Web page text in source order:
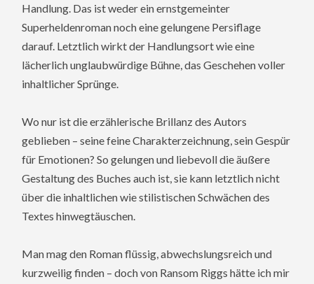
Handlung. Das ist weder ein ernstgemeinter
Superheldenroman noch eine gelungene Persiflage
darauf. Letztlich wirkt der Handlungsort wie eine
lächerlich unglaubwürdige Bühne, das Geschehen voller
inhaltlicher Sprünge.
Wo nur ist die erzählerische Brillanz des Autors
geblieben – seine feine Charakterzeichnung, sein Gespür
für Emotionen? So gelungen und liebevoll die äußere
Gestaltung des Buches auch ist, sie kann letztlich nicht
über die inhaltlichen wie stilistischen Schwächen des
Textes hinwegtäuschen.
Man mag den Roman flüssig, abwechslungsreich und
kurzweilig finden – doch von Ransom Riggs hätte ich mir